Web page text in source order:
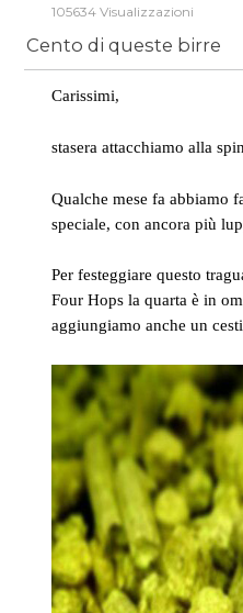
105634 Visualizzazioni
Cento di queste birre
Carissimi,
stasera attacchiamo alla
Qualche mese fa abbiamo
speciale, con ancora più
Per festeggiare questo
Four Hops la quarta è in
aggiungiamo anche un